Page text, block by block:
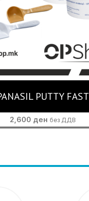
PUTTY FAST
2,600 ден без ДДВ